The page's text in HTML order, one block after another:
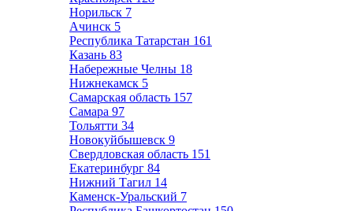
Норильск 7
Ачинск 5
Республика Татарстан 161
Казань 83
Набережные Челны 18
Нижнекамск 5
Самарская область 157
Самара 97
Тольятти 34
Новокуйбышевск 9
Свердловская область 151
Екатеринбург 84
Нижний Тагил 14
Каменск-Уральский 7